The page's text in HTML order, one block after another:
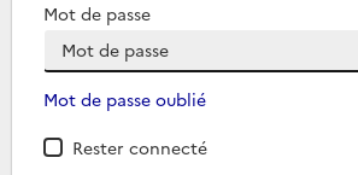
Mot de passe
Mot de passe oublié
Rester connecté